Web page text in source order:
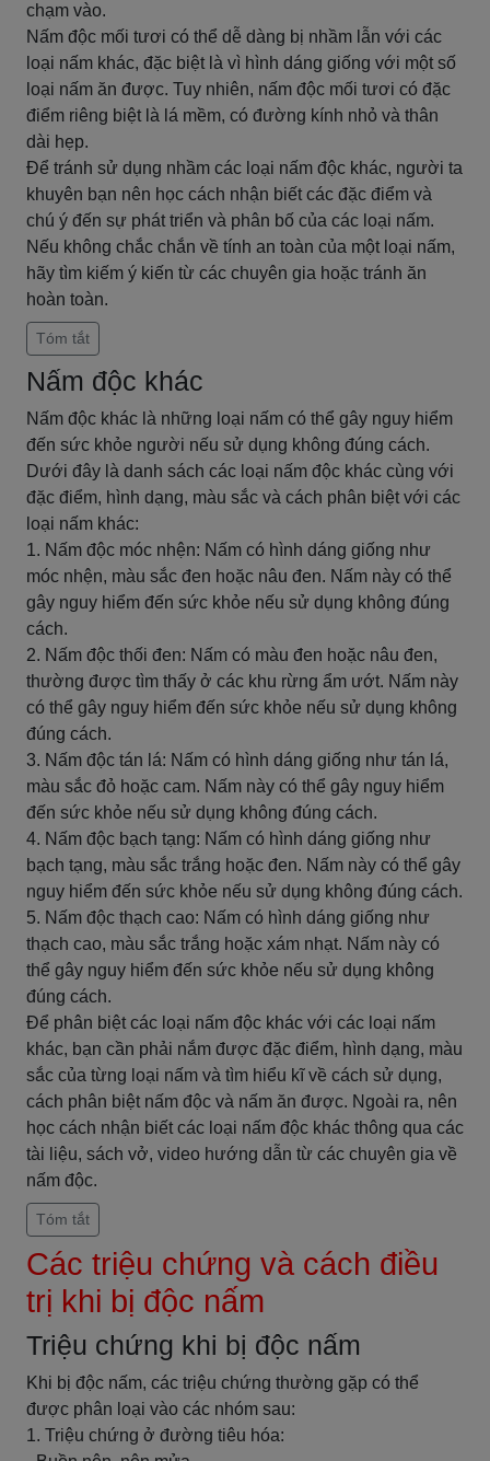
chạm vào.
Nấm độc mối tươi có thể dễ dàng bị nhầm lẫn với các
loại nấm khác, đặc biệt là vì hình dáng giống với một số
loại nấm ăn được. Tuy nhiên, nấm độc mối tươi có đặc
điểm riêng biệt là lá mềm, có đường kính nhỏ và thân
dài hẹp.
Để tránh sử dụng nhầm các loại nấm độc khác, người ta
khuyên bạn nên học cách nhận biết các đặc điểm và
chú ý đến sự phát triển và phân bố của các loại nấm.
Nếu không chắc chắn về tính an toàn của một loại nấm,
hãy tìm kiếm ý kiến ​​từ các chuyên gia hoặc tránh ăn
hoàn toàn.
Tóm tắt
Nấm độc khác
Nấm độc khác là những loại nấm có thể gây nguy hiểm
đến sức khỏe người nếu sử dụng không đúng cách.
Dưới đây là danh sách các loại nấm độc khác cùng với
đặc điểm, hình dạng, màu sắc và cách phân biệt với các
loại nấm khác:
1. Nấm độc móc nhện: Nấm có hình dáng giống như
móc nhện, màu sắc đen hoặc nâu đen. Nấm này có thể
gây nguy hiểm đến sức khỏe nếu sử dụng không đúng
cách.
2. Nấm độc thối đen: Nấm có màu đen hoặc nâu đen,
thường được tìm thấy ở các khu rừng ẩm ướt. Nấm này
có thể gây nguy hiểm đến sức khỏe nếu sử dụng không
đúng cách.
3. Nấm độc tán lá: Nấm có hình dáng giống như tán lá,
màu sắc đỏ hoặc cam. Nấm này có thể gây nguy hiểm
đến sức khỏe nếu sử dụng không đúng cách.
4. Nấm độc bạch tạng: Nấm có hình dáng giống như
bạch tạng, màu sắc trắng hoặc đen. Nấm này có thể gây
nguy hiểm đến sức khỏe nếu sử dụng không đúng cách.
5. Nấm độc thạch cao: Nấm có hình dáng giống như
thạch cao, màu sắc trắng hoặc xám nhạt. Nấm này có
thể gây nguy hiểm đến sức khỏe nếu sử dụng không
đúng cách.
Để phân biệt các loại nấm độc khác với các loại nấm
khác, bạn cần phải nắm được đặc điểm, hình dạng, màu
sắc của từng loại nấm và tìm hiểu kĩ về cách sử dụng,
cách phân biệt nấm độc và nấm ăn được. Ngoài ra, nên
học cách nhận biết các loại nấm độc khác thông qua các
tài liệu, sách vở, video hướng dẫn từ các chuyên gia về
nấm độc.
Tóm tắt
Các triệu chứng và cách điều
trị khi bị độc nấm
Triệu chứng khi bị độc nấm
Khi bị độc nấm, các triệu chứng thường gặp có thể
được phân loại vào các nhóm sau:
1. Triệu chứng ở đường tiêu hóa: